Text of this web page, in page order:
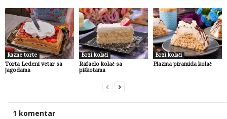
Razne torte
Torta Ledeni vetar sa
jagodama
Brzi kolači
Rafaelo kolač sa
piškotama
Brzi kolači
Plazma piramida kolač
1 komentar